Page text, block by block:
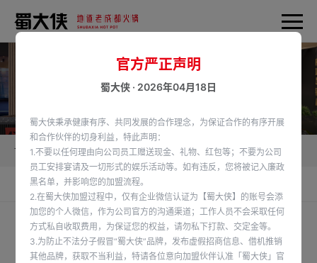
首页 加盟蜀大侠 供应链产品
食材供应链
供应链产品
Supply Chain Products
官方严正声明
蜀大侠 · 2026年04月18日
蜀大侠秉承健康有序、共同发展的合作理念，为保证合作的有序开展
和合作伙伴的切身利益，特此声明：
1.不要以任何理由向公司员工赠送现金、礼物、红包等；不要为公司
员工安排宴请及一切形式的娱乐活动等。如有违反，您将被记入廉政
黑名单，并影响您的加盟流程。
2.在蜀大侠加盟过程中，仅有企业微信认证为【蜀大侠】的账号会添
加您的个人微信，作为公司官方的沟通渠道；工作人员不会采取任何
方式私自收取费用，为保证您的权益，请勿私下打款、交定金等。
3.为防止不法分子假冒“蜀大侠”品牌，发布虚假招商信息、借机推销
其他品牌，获取不当利益，特请各位意向加盟伙伴认准「蜀大侠」官